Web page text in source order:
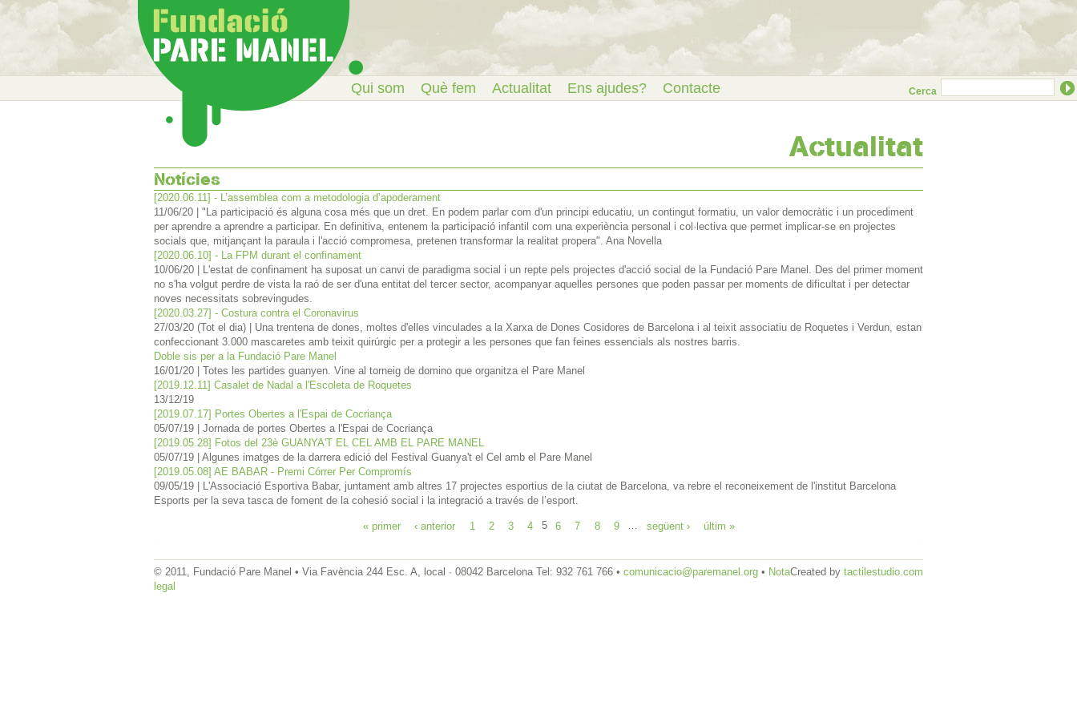
Qui som Què fem Actualitat Ens ajudes? Contacte
Actualitat
Notícies
[2020.06.11] - L’assemblea com a metodologia d’apoderament
11/06/20
"La participació és alguna cosa més que un dret. En podem parlar com d'un principi educatiu, un contingut formatiu, un valor democràtic i un procediment
per aprendre a aprendre a participar. En definitiva, entenem la participació infantil com una experiència personal i col·lectiva que permet implicar-se en projectes
socials que, mitjançant la paraula i l'acció compromesa, pretenen transformar la realitat propera". Ana Novella
[2020.06.10] - La FPM durant el confinament
10/06/20
L'estat de confinament ha suposat un canvi de paradigma social i un repte pels projectes d'acció social de la Fundació Pare Manel. Des del primer moment
no s'ha volgut perdre de vista la raó de ser d'una entitat del tercer sector, acompanyar aquelles persones que poden passar per moments de dificultat i per detectar
noves necessitats sobrevingudes.
[2020.03.27] - Costura contra el Coronavirus
27/03/20 (Tot el dia)
Una trentena de dones, moltes d'elles vinculades a la Xarxa de Dones Cosidores de Barcelona i al teixit associatiu de Roquetes i Verdun, estan
confeccionant 3.000 mascaretes amb teixit quirúrgic per a protegir a les persones que fan feines essencials als nostres barris.
Doble sis per a la Fundació Pare Manel
16/01/20
Totes les partides guanyen. Vine al torneig de domino que organitza el Pare Manel
[2019.12.11] Casalet de Nadal a l'Escoleta de Roquetes
13/12/19
[2019.07.17] Portes Obertes a l'Espai de Cocriança
05/07/19
Jornada de portes Obertes a l'Espai de Cocriança
[2019.05.28] Fotos del 23è GUANYA'T EL CEL AMB EL PARE MANEL
05/07/19
Algunes imatges de la darrera edició del Festival Guanya't el Cel amb el Pare Manel
[2019.05.08] AE BABAR - Premi Córrer Per Compromís
09/05/19
L'Associació Esportiva Babar, juntament amb altres 17 projectes esportius de la ciutat de Barcelona, va rebre el reconeixement de l'institut Barcelona
Esports per la seva tasca de foment de la cohesió social i la integració a través de l’esport.
« primer ‹ anterior 1 2 3 4 5 6 7 8 9 … següent › últim »
Created by tactilestudio.com
© 2011, Fundació Pare Manel • Via Favència 244 Esc. A, local · 08042 Barcelona Tel: 932 761 766 • comunicacio@paremanel.org • Nota
legal
Cerca